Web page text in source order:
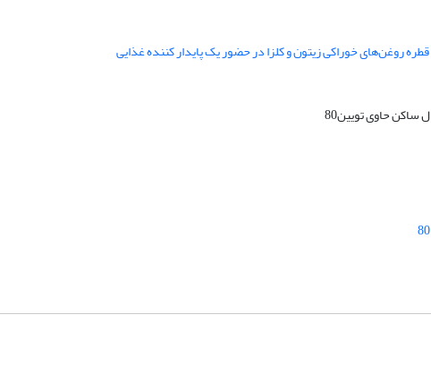
حاوی تویین80